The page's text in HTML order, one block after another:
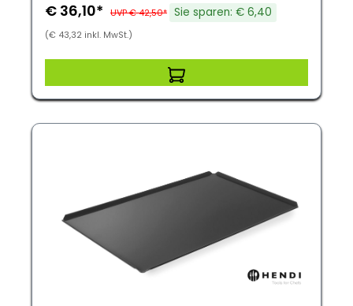
€ 36,10* UVP € 42,50* Sie sparen: € 6,40
(€ 43,32 inkl. MwSt.)